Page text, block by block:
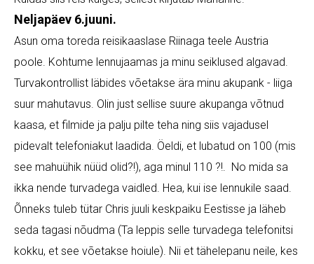
Neljapäev 6.juuni.
Asun oma toreda reisikaaslase Riinaga teele Austria
poole. Kohtume lennujaamas ja minu seiklused algavad.
Turvakontrollist läbides võetakse ära minu akupank - liiga
suur mahutavus. Olin just sellise suure akupanga võtnud
kaasa, et filmide ja palju pilte teha ning siis vajadusel
pidevalt telefoniakut laadida. Öeldi, et lubatud on 100 (mis
see mahuühik nüüd olid?!), aga minul 110 ?!. No mida sa
ikka nende turvadega vaidled. Hea, kui ise lennukile saad.
Õnneks tuleb tütar Chris juuli keskpaiku Eestisse ja läheb
seda tagasi nõudma (Ta leppis selle turvadega telefonitsi
kokku, et see võetakse hoiule). Nii et tähelepanu neile, kes